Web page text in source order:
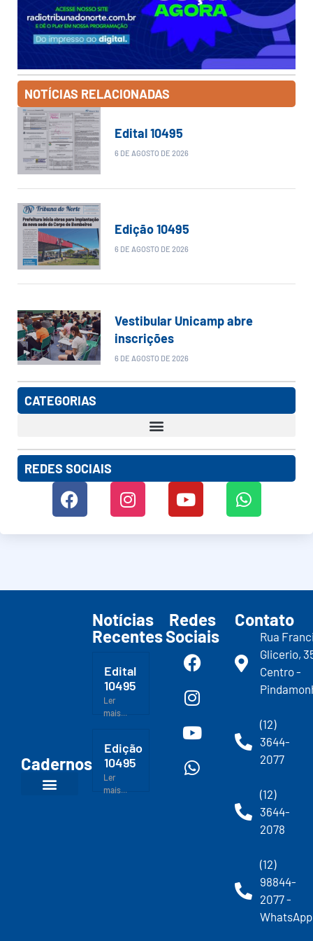
NOTÍCIAS RELACIONADAS
Edital 10495
6 DE AGOSTO DE 2026
Edição 10495
6 DE AGOSTO DE 2026
Vestibular Unicamp abre
inscrições
6 DE AGOSTO DE 2026
CATEGORIAS
REDES SOCIAIS
Cadernos
Notícias
Recentes
Edital
10495
Ler
mais...
Edição
10495
Ler
mais...
Redes
Sociais
Contato
Rua
Glicerio,
Centro -
(12)
3644-
2077
(12)
3644-
2078
(12)
98844-
2077 -
WhatsApp